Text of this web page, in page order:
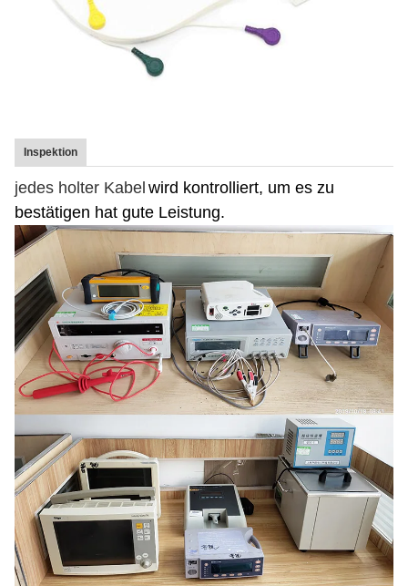
Inspektion
jedes holter Kabel wird kontrolliert, um es zu
bestätigen hat gute Leistung.